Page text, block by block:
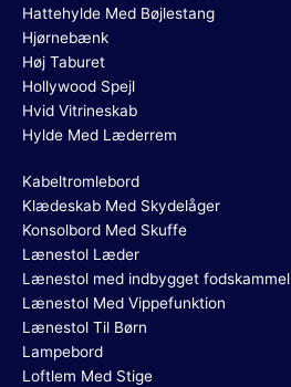
Hattehylde Med Bøjlestang
Hjørnebænk
Høj Taburet
Hollywood Spejl
Hvid Vitrineskab
Hylde Med Læderrem
Kabeltromlebord
Klædeskab Med Skydelåger
Konsolbord Med Skuffe
Lænestol Læder
Lænestol med indbygget fodskammel
Lænestol Med Vippefunktion
Lænestol Til Børn
Lampebord
Loftlem Med Stige